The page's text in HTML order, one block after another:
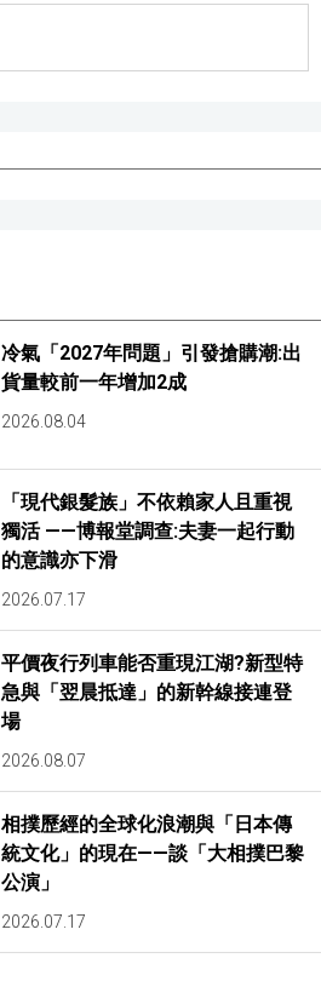
冷氣「2027年問題」引發搶購潮:出
貨量較前一年增加2成
2026.08.04
「現代銀髮族」不依賴家人且重視
獨活 ——博報堂調查:夫妻一起行動
的意識亦下滑
2026.07.17
平價夜行列車能否重現江湖?新型特
急與「翌晨抵達」的新幹線接連登
場
2026.08.07
相撲歷經的全球化浪潮與「日本傳
統文化」的現在——談「大相撲巴黎
公演」
2026.07.17